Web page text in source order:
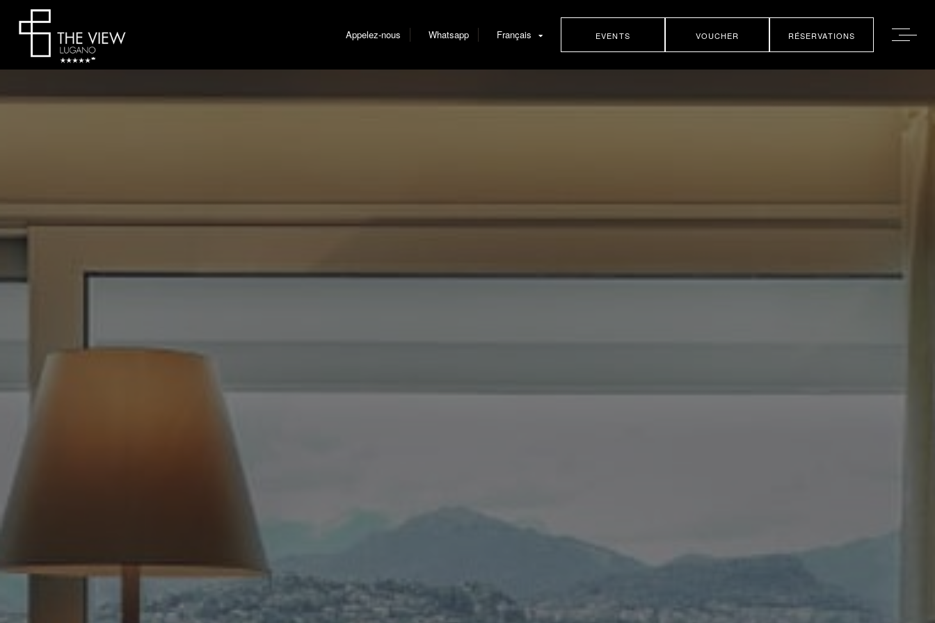
Appelez-nous Whatsapp Français EVENTS VOUCHER RÉSERVATIONS